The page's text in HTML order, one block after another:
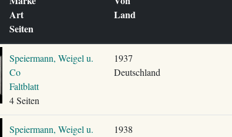
Art
Seiten
Land
Speiermann, Weigel u.
Co
Faltblatt
4 Seiten
1937
Deutschland
Speiermann, Weigel u.
1938